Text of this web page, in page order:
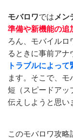
モバロワではメン
準備や新機能の追
ろん、モバイルロ
るときに事前ア
トラブルによっ
ます。そこで、
短（スピードアッ
伝えしようと思い
このモバロワ攻